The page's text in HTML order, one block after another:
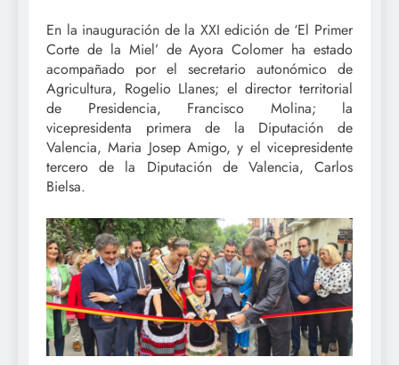
En la inauguración de la XXI edición de ‘El Primer
Corte de la Miel’ de Ayora Colomer ha estado
acompañado por el secretario autonómico de
Agricultura, Rogelio Llanes; el director territorial
de Presidencia, Francisco Molina; la
vicepresidenta primera de la Diputación de
Valencia, Maria Josep Amigo, y el vicepresidente
tercero de la Diputación de Valencia, Carlos
Bielsa.